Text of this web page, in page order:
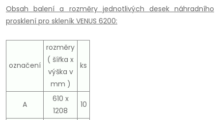
Obsah balení a rozměry jednotlivých desek náhradního
prosklení pro skleník VENUS 6200:
označení
rozměry
( šířka x
výška v
mm )
ks
A
610 x
1208
10